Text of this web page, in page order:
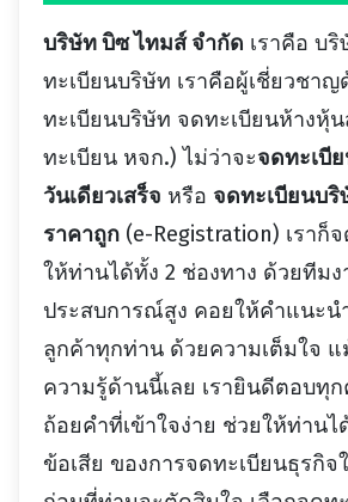
บริษัท บิซ ไทมส์ จำกัด เราคือ บ
ทะเบียนบริษัท เราคือผู้เชี่ยวชา
ทะเบียนบริษัท จดทะเบียนห้างหุ้
ทะเบียน หจก.) ไม่ว่าจะจดทะเบี
วันเดียวเสร็จ หรือ จดทะเบียนบ
ราคาถูก (e-Registration) เราก็
ให้ท่านได้ทั้ง 2 ช่องทาง ด้วยทีม
ประสบการณ์สูง คอยให้คำแนะ
ลูกค้าทุกท่าน ด้วยความเต็มใจ
ความรู้ด้านนี้เลย เรายินดีตอบทุ
ถ้อยคำที่เข้าใจง่าย ช่วยให้ท่าน
ข้อเสีย ของการจดทะเบียนธุรกิ